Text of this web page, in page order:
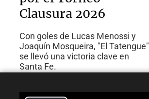
Clausura 2026
Con goles de Lucas Menossi y
Joaquín Mosqueira, "El Tatengue"
se llevó una victoria clave en
Santa Fe.